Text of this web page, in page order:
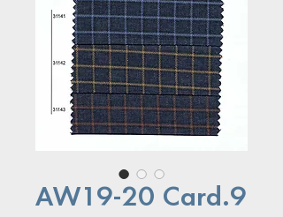
AW19-20 Card.9